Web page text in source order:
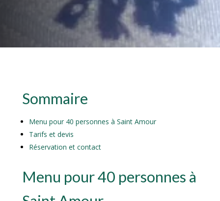
Sommaire
Menu pour 40 personnes à Saint Amour
Tarifs et devis
Réservation et contact
Menu pour 40 personnes à